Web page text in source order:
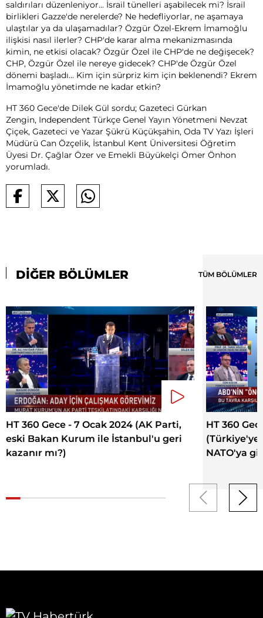
saldırıları düzenleniyor... İsrail tünelleri aşabilecek mi? İsrail
birlikleri Gazze'de nerelerde? Ne hedefliyorlar, ne aşamaya
ulaştılar ya da ulaşamadılar? Özgür Özel-Ekrem İmamoğlu
ilişkisi nasıl ilerler? CHP'de karar alma mekanizmasında
kimin, ne etkisi olacak? Özgür Özel ile CHP'de ne değişecek?
CHP, Özgür Özel ile nereye gidecek? CHP'de Özgür Özel
dönemi başladı... Kim için sürpriz kim için beklenendi? Ekrem
İmamoğlu yönetimde ne kadar etkin?
HT 360 Gece'de Dilek Gül sordu; Gazeteci Gürkan
Zengin, Independent Türkçe Genel Yayın Yönetmeni Nevzat
Çiçek, Gazeteci ve Yazar Şükrü Küçükşahin, Oda TV Yazı İşleri
Müdürü Can Özçelik, İstanbul Kent Üniversitesi Öğretim
Üyesi Dr. Çağlar Özer ve Emekli Büyükelçi Ömer Önhon
yorumladı.
DİĞER BÖLÜMLER TÜM BÖLÜMLER
HT 360 Gece - 7 Ocak 2024 (AK Parti,
eski Bakan Kurum ile İstanbul'u geri
kazanır mı?)
HT 360
(Türkiye'ye
NATO'ya